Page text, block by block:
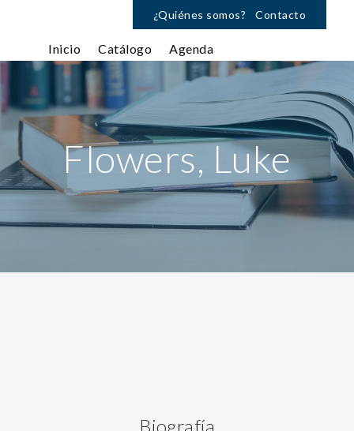
¿Quiénes somos? Contacto
Inicio Catálogo Agenda
Flowers, Luke
Biografía